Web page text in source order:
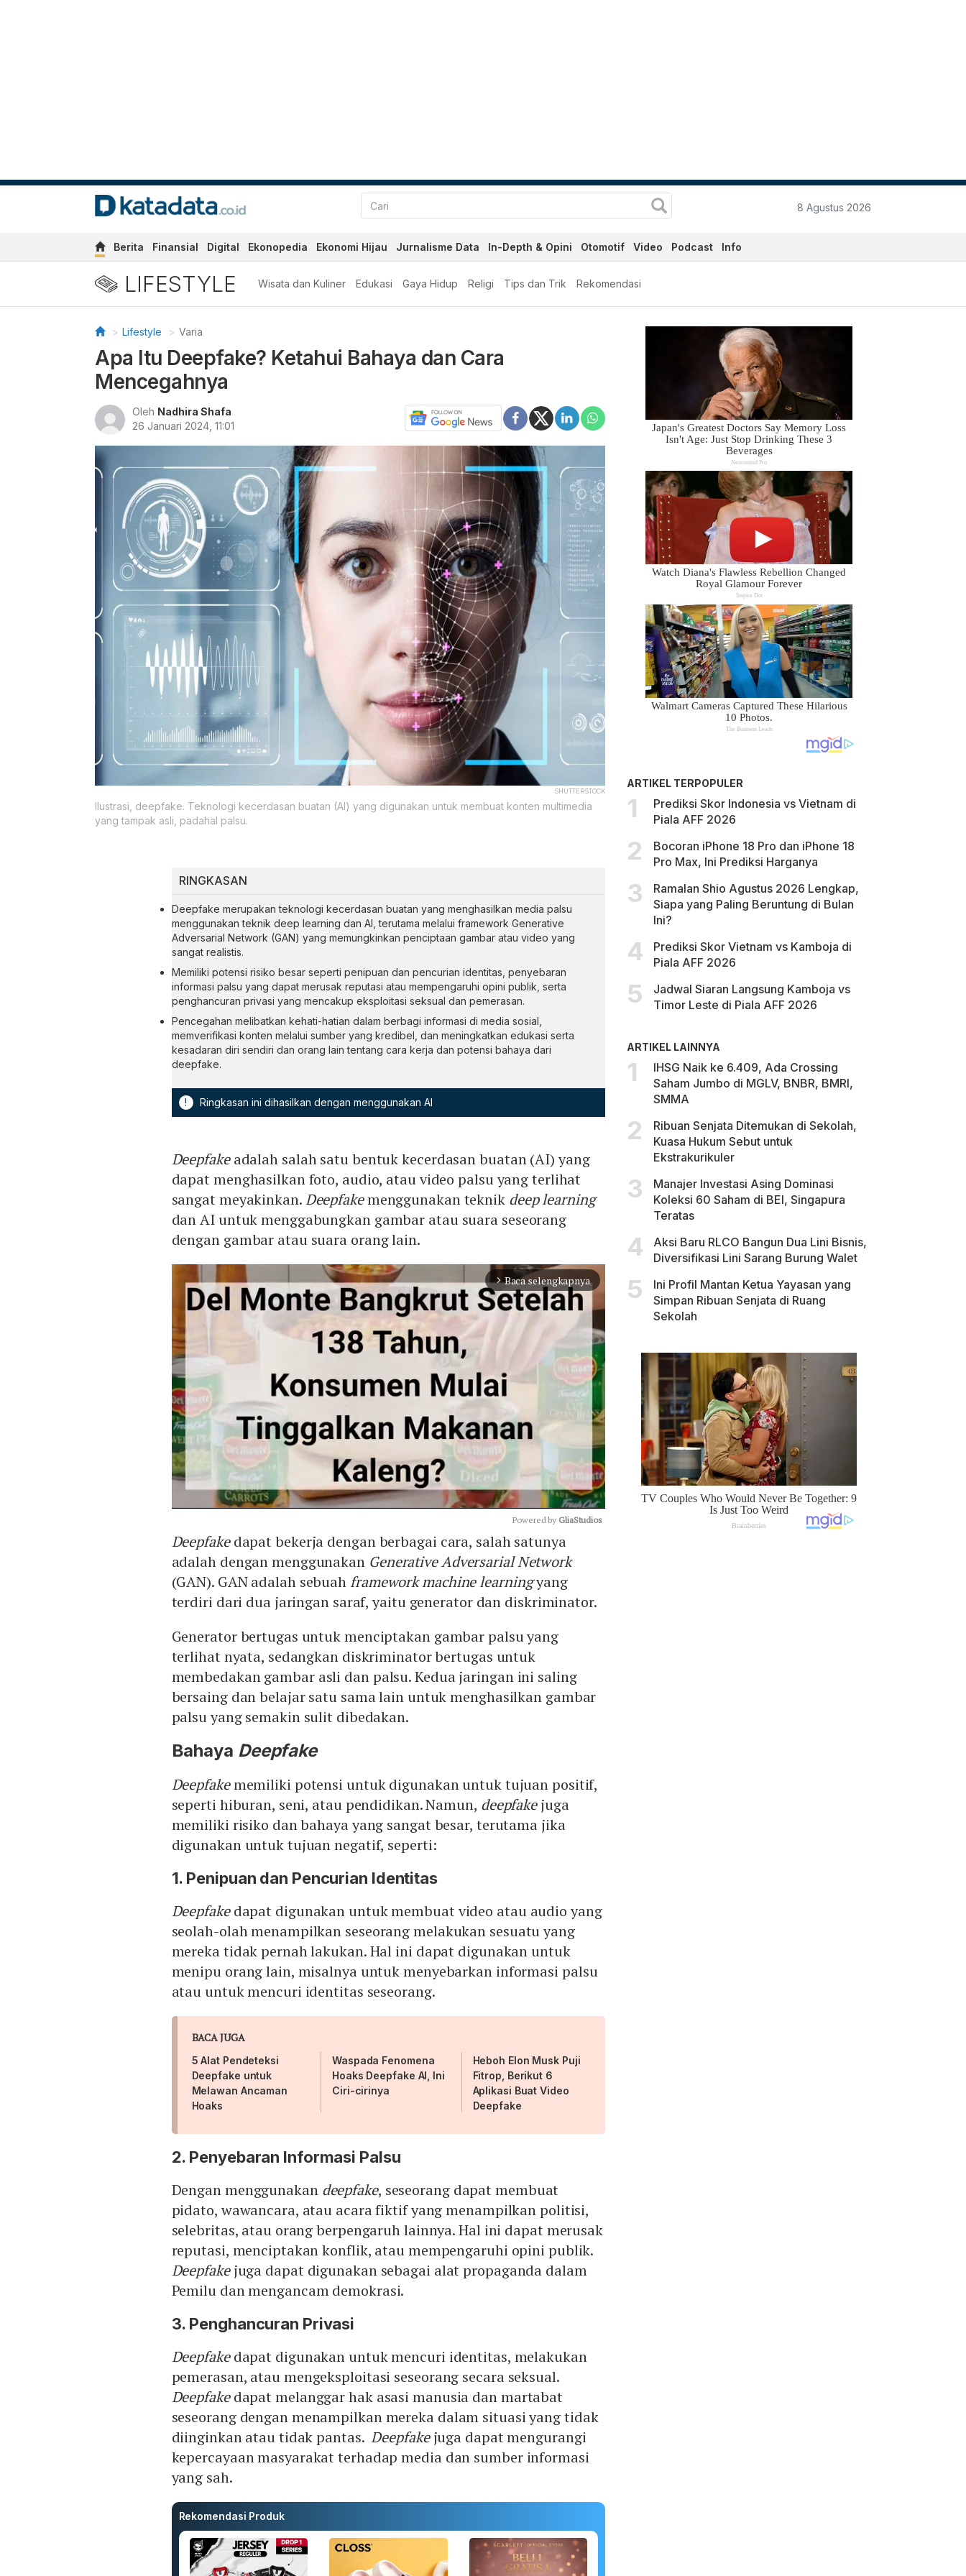
8 Agustus 2026
Berita Finansial Digital Ekonopedia Ekonomi Hijau Jurnalisme Data In-Depth & Opini Otomotif Video Podcast Info
LIFESTYLE Wisata dan Kuliner Edukasi Gaya Hidup Religi Tips dan Trik Rekomendasi
Lifestyle Varia
Apa Itu Deepfake? Ketahui Bahaya dan Cara
Mencegahnya
Oleh Nadhira Shafa
26 Januari 2024, 11:01
SHUTTERSTOCK
Ilustrasi, deepfake. Teknologi kecerdasan buatan (AI) yang digunakan untuk membuat konten multimedia
yang tampak asli, padahal palsu.
RINGKASAN
Deepfake merupakan teknologi kecerdasan buatan yang menghasilkan media palsu
menggunakan teknik deep learning dan AI, terutama melalui framework Generative
Adversarial Network (GAN) yang memungkinkan penciptaan gambar atau video yang
sangat realistis.
Memiliki potensi risiko besar seperti penipuan dan pencurian identitas, penyebaran
informasi palsu yang dapat merusak reputasi atau mempengaruhi opini publik, serta
penghancuran privasi yang mencakup eksploitasi seksual dan pemerasan.
Pencegahan melibatkan kehati-hatian dalam berbagi informasi di media sosial,
memverifikasi konten melalui sumber yang kredibel, dan meningkatkan edukasi serta
kesadaran diri sendiri dan orang lain tentang cara kerja dan potensi bahaya dari
deepfake.
! Ringkasan ini dihasilkan dengan menggunakan AI
Deepfakeadalah salah satu bentuk kecerdasan buatan (AI) yang
dapat menghasilkan foto, audio, atau video palsu yang terlihat
sangat meyakinkan.Deepfakemenggunakan teknikdeep learning
dan AI untuk menggabungkan gambar atau suara seseorang
dengan gambar atau suara orang lain.
arrow_forward_ios Baca selengkapnya
Mute
Powered by GliaStudios
Deepfakedapat bekerja dengan berbagai cara, salah satunya
adalah dengan menggunakan Generative Adversarial Network
(GAN). GAN adalah sebuah framework machine learningyang
terdiri dari dua jaringan saraf, yaitu generator dan diskriminator.
Generator bertugas untuk menciptakan gambar palsu yang
terlihat nyata, sedangkan diskriminator bertugas untuk
membedakan gambar asli dan palsu. Kedua jaringan ini saling
bersaing dan belajar satu sama lain untuk menghasilkan gambar
palsu yang semakin sulit dibedakan.
Bahaya Deepfake
Deepfakememiliki potensi untuk digunakan untuk tujuan positif,
seperti hiburan, seni, atau pendidikan. Namun, deepfakejuga
memiliki risiko dan bahaya yang sangat besar, terutama jika
digunakan untuk tujuan negatif, seperti:
1. Penipuan dan Pencurian Identitas
Deepfakedapat digunakan untuk membuat video atau audio yang
seolah-olah menampilkan seseorang melakukan sesuatu yang
mereka tidak pernah lakukan. Hal ini dapat digunakan untuk
menipu orang lain, misalnya untuk menyebarkan informasi palsu
atau untuk mencuri identitas seseorang.
BACA JUGA
5 Alat Pendeteksi
Deepfake untuk
Melawan Ancaman
Hoaks
Waspada Fenomena
Hoaks Deepfake AI, Ini
Ciri-cirinya
Heboh Elon Musk Puji
Fitrop, Berikut 6
Aplikasi Buat Video
Deepfake
2. Penyebaran Informasi Palsu
Dengan menggunakan deepfake, seseorang dapat membuat
pidato, wawancara, atau acara fiktif yang menampilkan politisi,
selebritas, atau orang berpengaruh lainnya. Hal ini dapat merusak
reputasi, menciptakan konflik, atau mempengaruhi opini publik.
Deepfakejuga dapat digunakan sebagai alat propaganda dalam
Pemilu dan mengancam demokrasi.
3. Penghancuran Privasi
Deepfakedapat digunakan untuk mencuri identitas, melakukan
pemerasan, atau mengeksploitasi seseorang secara seksual.
Deepfakedapat melanggar hak asasi manusia dan martabat
seseorang dengan menampilkan mereka dalam situasi yang tidak
diinginkan atau tidak pantas.Deepfakejuga dapat mengurangi
kepercayaan masyarakat terhadap media dan sumber informasi
yang sah.
Rekomendasi Produk
ARTIKEL TERPOPULER
Prediksi Skor Indonesia vs Vietnam di
Piala AFF 2026
Bocoran iPhone 18 Pro dan iPhone 18
Pro Max, Ini Prediksi Harganya
Ramalan Shio Agustus 2026 Lengkap,
Siapa yang Paling Beruntung di Bulan
Ini?
Prediksi Skor Vietnam vs Kamboja di
Piala AFF 2026
Jadwal Siaran Langsung Kamboja vs
Timor Leste di Piala AFF 2026
ARTIKEL LAINNYA
IHSG Naik ke 6.409, Ada Crossing
Saham Jumbo di MGLV, BNBR, BMRI,
SMMA
Ribuan Senjata Ditemukan di Sekolah,
Kuasa Hukum Sebut untuk
Ekstrakurikuler
Manajer Investasi Asing Dominasi
Koleksi 60 Saham di BEI, Singapura
Teratas
Aksi Baru RLCO Bangun Dua Lini Bisnis,
Diversifikasi Lini Sarang Burung Walet
Ini Profil Mantan Ketua Yayasan yang
Simpan Ribuan Senjata di Ruang
Sekolah